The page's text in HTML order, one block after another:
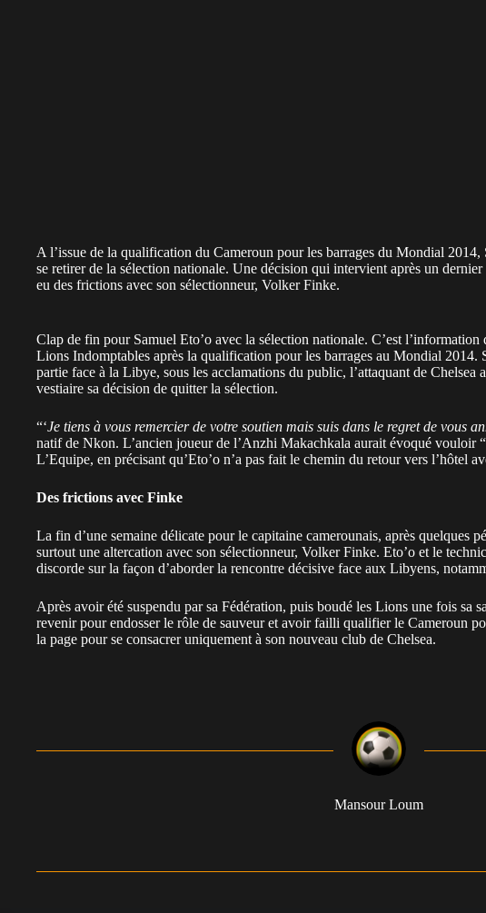
A l’issue de la qualification du Cameroun pour les barrages du Mondial
se retirer de la sélection nationale. Une décision qui intervient après un
eu des frictions avec son sélectionneur, Volker Finke.
Clap de fin pour Samuel Eto’o avec la sélection nationale. C’est
Lions Indomptables après la qualification pour les barrages au Mondial 2014.
partie face à la Libye, sous les acclamations du public, l’attaquant de Chelsea
vestiaire sa décision de quitter la sélection.
“‘Je tiens à vous remercier de votre soutien mais suis dans le regret de vous
natif de Nkon. L’ancien joueur de l’Anzhi Makachkala aurait évoqué vouloir “
L’Equipe, en précisant qu’Eto’o n’a pas fait le chemin du retour vers l’hôtel
Des frictions avec Finke
La fin d’une semaine délicate pour le capitaine camerounais, après quelques
surtout une altercation avec son sélectionneur, Volker Finke. Eto’o et le
discorde sur la façon d’aborder la rencontre décisive face aux Libyens,
Après avoir été suspendu par sa Fédération, puis boudé les Lions une fois sa
revenir pour endosser le rôle de sauveur et avoir failli qualifier le Cameroun
la page pour se consacrer uniquement à son nouveau club de Chelsea.
Mansour Loum